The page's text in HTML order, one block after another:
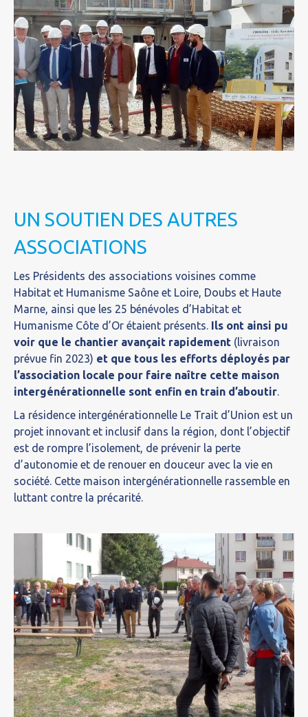
UN SOUTIEN DES AUTRES
ASSOCIATIONS
Les Présidents des associations voisines comme
Habitat et Humanisme Saône et Loire, Doubs et Haute
Marne, ainsi que les 25 bénévoles d’Habitat et
Humanisme Côte d’Or étaient présents. Ils ont ainsi pu
voir que le chantier avançait rapidement (livraison
prévue fin 2023) et que tous les efforts déployés par
l’association locale pour faire naître cette maison
intergénérationnelle sont enfin en train d’aboutir.
La résidence intergénérationnelle Le Trait d’Union est un
projet innovant et inclusif dans la région, dont l’objectif
est de rompre l’isolement, de prévenir la perte
d’autonomie et de renouer en douceur avec la vie en
société. Cette maison intergénérationnelle rassemble en
luttant contre la précarité.